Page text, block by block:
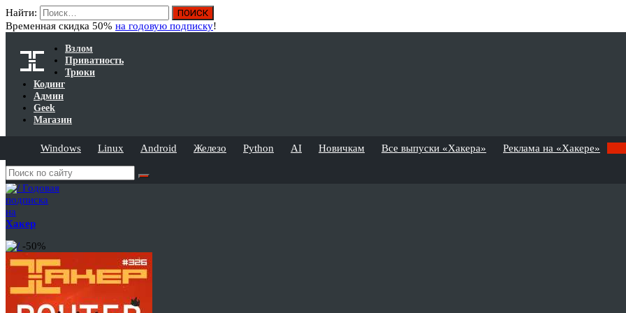
Найти:
Временная скидка 50% на годовую подписку!
Взлом
Приватность
Трюки
Кодинг
Админ
Geek
Магазин
Windows Linux Android Железо Python AI Новичкам Все выпуски «Хакера» Реклама на «Хакере»
Годовая
подписка
на
Хакер
-50%